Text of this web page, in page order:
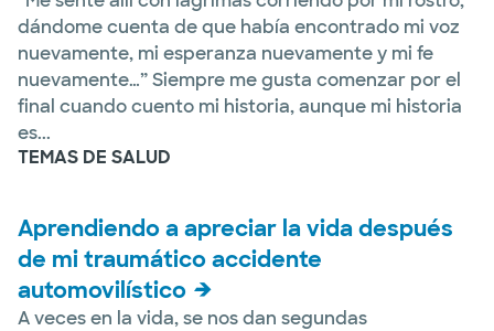
dándome cuenta de que había encontrado mi voz
nuevamente, mi esperanza nuevamente y mi fe
nuevamente…” Siempre me gusta comenzar por el
final cuando cuento mi historia, aunque mi historia
es...
TEMAS DE SALUD
Aprendiendo a apreciar la vida después
de mi traumático accidente
automovilístico
A veces en la vida, se nos dan segundas